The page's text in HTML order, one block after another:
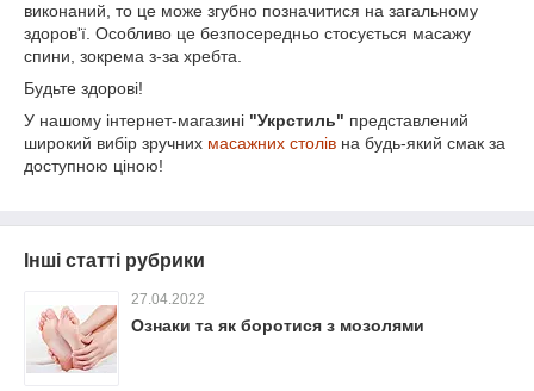
виконаний, то це може згубно позначитися на загальному
здоров'ї. Особливо це безпосередньо стосується масажу
спини, зокрема з-за хребта.
Будьте здорові!
У нашому інтернет-магазині "Укрстиль" представлений
широкий вибір зручних масажних столів на будь-який смак за
доступною ціною!
Інші статті рубрики
27.04.2022
Ознаки та як боротися з мозолями